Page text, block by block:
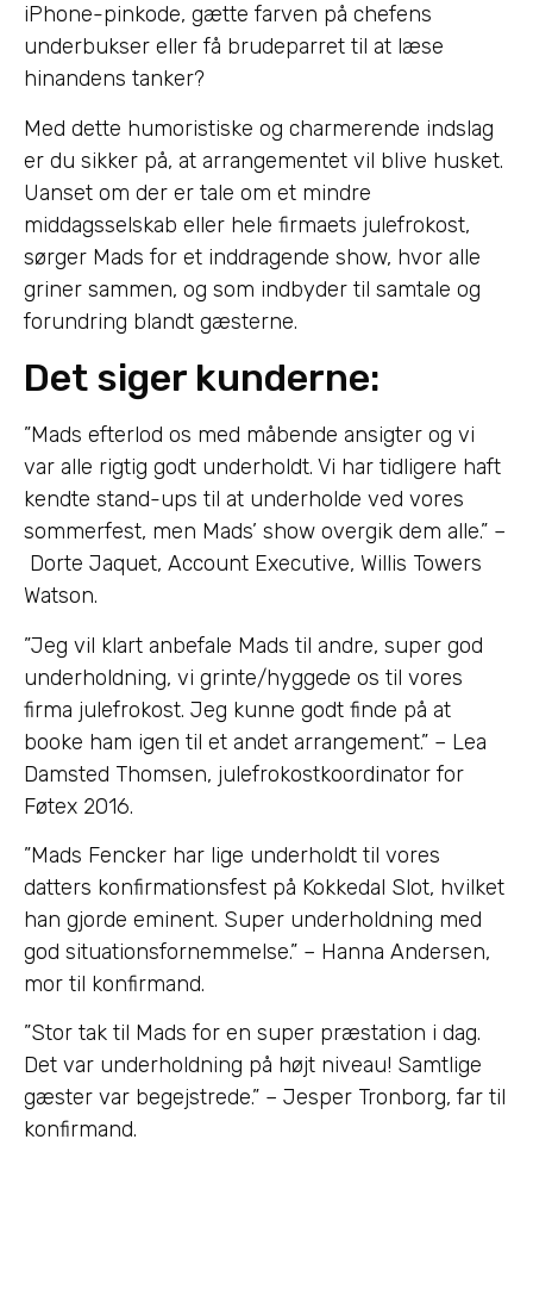
iPhone-pinkode, gætte farven på chefens
underbukser eller få brudeparret til at læse
hinandens tanker?
Med dette humoristiske og charmerende indslag
er du sikker på, at arrangementet vil blive husket.
Uanset om der er tale om et mindre
middagsselskab eller hele firmaets julefrokost,
sørger Mads for et inddragende show, hvor alle
griner sammen, og som indbyder til samtale og
forundring blandt gæsterne.
Det siger kunderne:
”Mads efterlod os med måbende ansigter og vi
var alle rigtig godt underholdt. Vi har tidligere haft
kendte stand-ups til at underholde ved vores
sommerfest, men Mads’ show overgik dem alle.” –
Dorte Jaquet, Account Executive, Willis Towers
Watson.
”Jeg vil klart anbefale Mads til andre, super god
underholdning, vi grinte/hyggede os til vores
firma julefrokost. Jeg kunne godt finde på at
booke ham igen til et andet arrangement.” – Lea
Damsted Thomsen, julefrokostkoordinator for
Føtex 2016.
”Mads Fencker har lige underholdt til vores
datters konfirmationsfest på Kokkedal Slot, hvilket
han gjorde eminent. Super underholdning med
god situationsfornemmelse.” – Hanna Andersen,
mor til konfirmand.
”Stor tak til Mads for en super præstation i dag.
Det var underholdning på højt niveau! Samtlige
gæster var begejstrede.” – Jesper Tronborg, far til
konfirmand.